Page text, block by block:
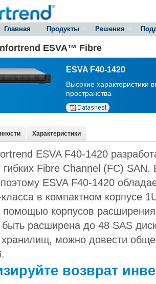
Главная Продукты Решения
ESVA™ Fibre
ESVA F40-1420
Высокие характеристики
пространства
Характеристики
ESVA F40-1420
Fibre Channel (FC)
ESVA F40-1420
в компактном корпусе
помощью корпусов
расширена до 48 SAS
хранилищ, можно довести
возврат